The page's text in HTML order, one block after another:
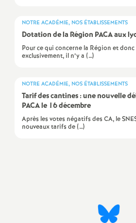
NOTRE ACADÉMIE, NOS ÉTABLISSEMENTS
Dotation de la Région PACA aux
Pour ce qui concerne la Région et donc
exclusivement, il n’y a (…)
NOTRE ACADÉMIE, NOS ÉTABLISSEMENTS
Tarif des cantines : une nouvelle
PACA le 16 décembre
Après les votes négatifs des CA, le
nouveaux tarifs de (…)